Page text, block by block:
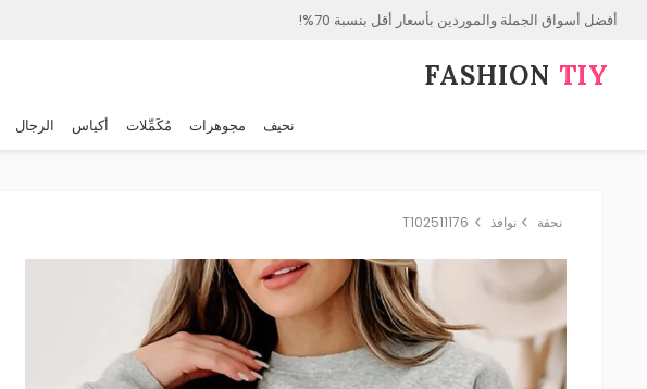
أفضل أسواق الجملة والموردين بأسعار أقل بنسبة 70%!
FASHION⁠ TIY
نحيف مجوهرات مُكَمِّلات أكياس الرجال
نحفة نوافذ T102511176